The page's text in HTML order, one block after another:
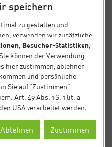
Kontakt
Impressum
speichern
zu gestalten und
verwenden wir zusätzliche
Besucher-Statistiken,
können der Verwendung
hier zustimmen, ablehnen
und persönliche
Sie auf "Zustimmen"
Art. 49 Abs. 1 S. 1 lit. a
USA verarbeitet werden.
Ablehnen Zustimmen